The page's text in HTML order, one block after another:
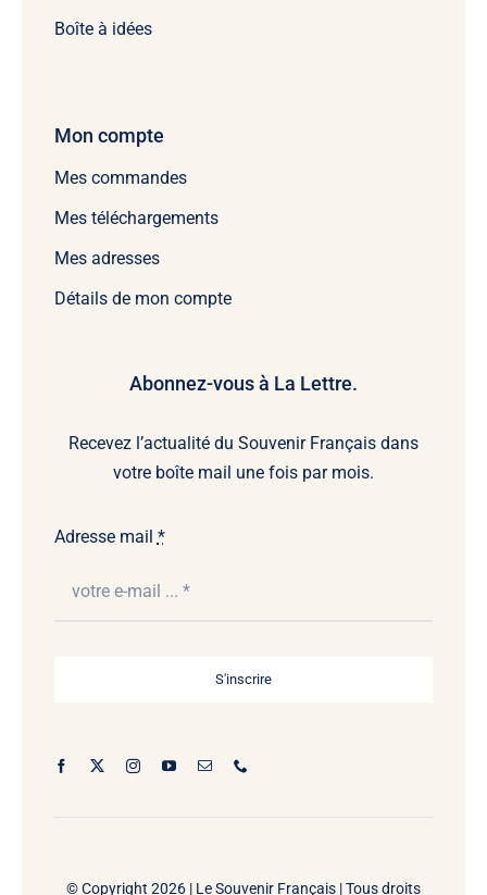
Boîte à idées
Mon compte
Mes commandes
Mes téléchargements
Mes adresses
Détails de mon compte
Abonnez-vous à La Lettre.
Recevez l’actualité du Souvenir Français dans
votre boîte mail une fois par mois.
Adresse mail *
S'inscrire
© Copyright 2026 | Le Souvenir Français | Tous droits